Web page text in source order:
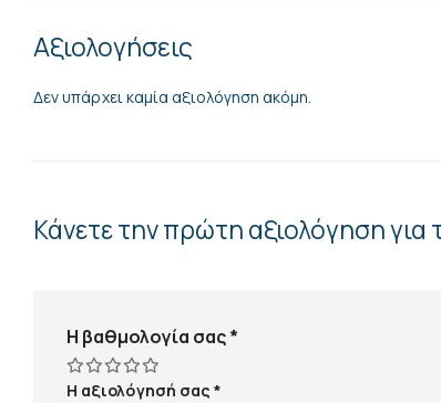
Αξιολογήσεις
Δεν υπάρχει καμία αξιολόγηση ακόμη.
Κάνετε την πρώτη αξιολόγηση
Η βαθμολογία σας*
Η αξιολόγησή σας*